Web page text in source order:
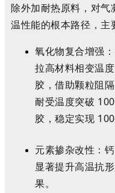
除外加耐热原料，对气
温性能的根本路径，主
氧化物复合增强
拉高材料相变温
胶，借助颗粒阻
耐受温度突破
胶，稳定实现
元素掺杂改性 ：
显著提升高温抗
果。